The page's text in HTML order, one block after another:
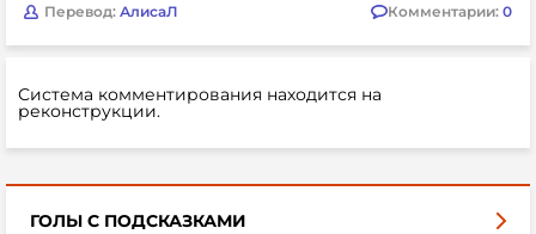
Перевод: АлисаЛ Комментарии: 0
Система комментирования находится на
реконструкции.
ГОЛЫ С ПОДСКАЗКАМИ